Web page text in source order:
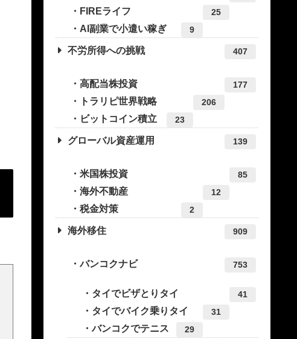
FIREライフ 25
AI副業で小遣い稼ぎ 9
不労所得への挑戦 407
高配当株投資 177
トラリピ世界戦略 206
ビットコイン積立 23
グローバル資産運用 139
米国株投資 85
海外不動産 12
税金対策 2
海外移住 909
バンコクナビ 753
タイでビザとりタイ 41
タイでバイク乗りタイ 31
バンコクでテニス 29